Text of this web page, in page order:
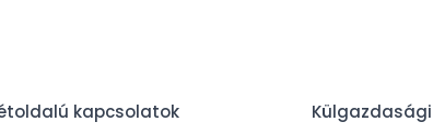
kapcsolatok